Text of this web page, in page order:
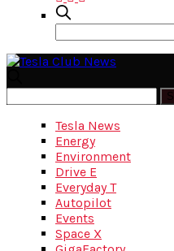
Tesla News
Energy
Environment
Drive E
Everyday T
Autopilot
Events
Space X